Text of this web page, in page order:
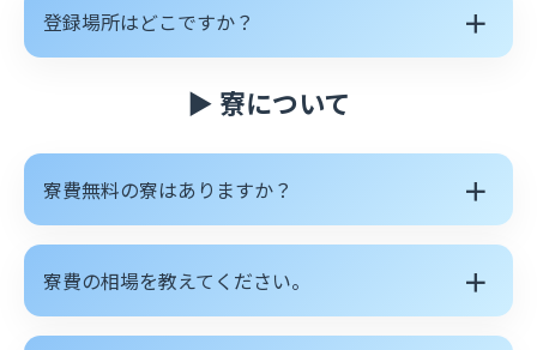
登録場所はどこですか？ ＋
▶ 寮について
寮費無料の寮はありますか？ ＋
寮費の相場を教えてください。 ＋